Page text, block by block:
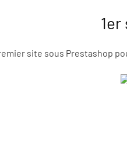
site sous Prestashop